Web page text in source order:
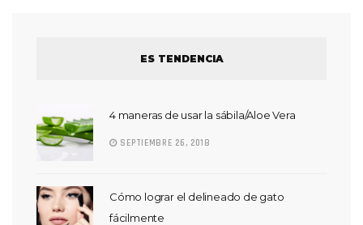
ES TENDENCIA
4 maneras de usar la sábila/Aloe Vera
SEPTIEMBRE 26, 2018
Cómo lograr el delineado de gato
fácilmente